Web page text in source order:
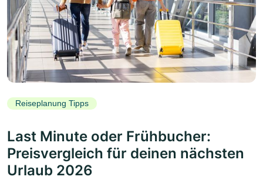
Reiseplanung Tipps
Last Minute oder Frühbucher:
Preisvergleich für deinen nächsten
Urlaub 2026